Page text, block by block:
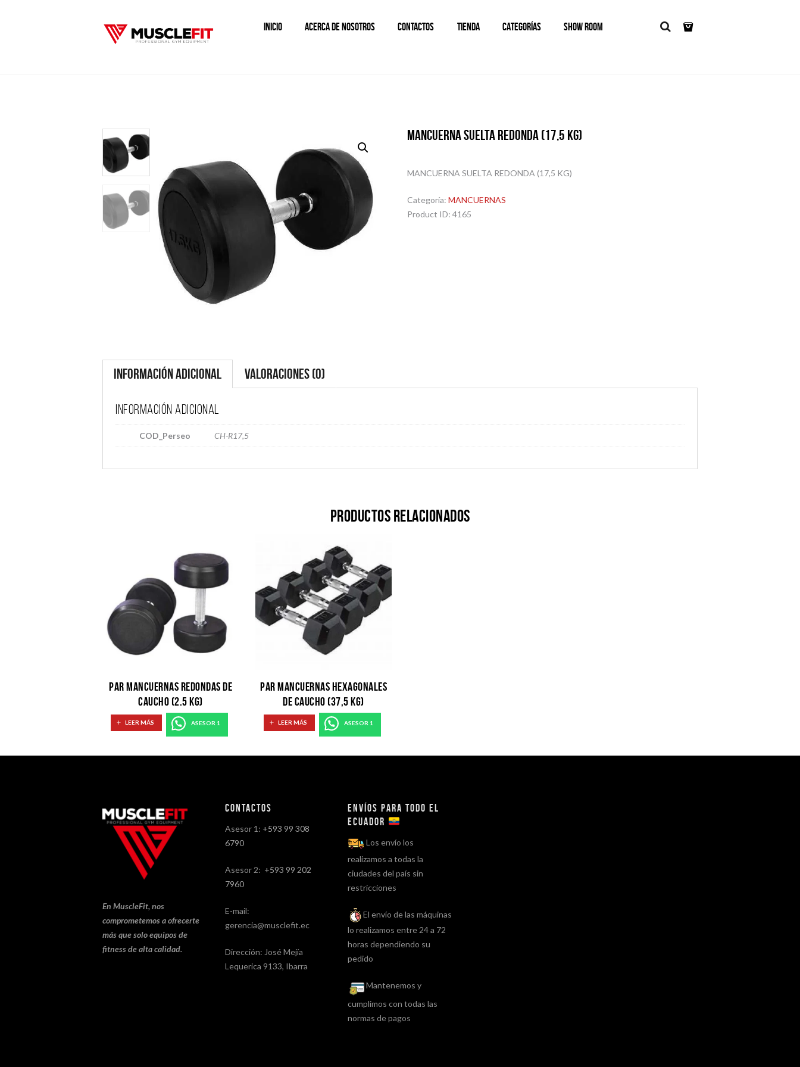
INICIO ACERCA DE NOSOTROS CONTACTOS TIENDA CATEGORÍAS SHOW ROOM
MANCUERNA SUELTA REDONDA (17,5 KG)
MANCUERNA SUELTA REDONDA (17,5 KG)
Categoría: MANCUERNAS
Product ID: 4165
Información adicional Valoraciones (0)
Información adicional
COD_Perseo CH-R17,5
Productos relacionados
PAR MANCUERNAS REDONDAS DE
CAUCHO (2.5 KG)
LEER MÁS ASESOR 1
PAR MANCUERNAS HEXAGONALES
DE CAUCHO (37,5 KG)
LEER MÁS ASESOR 1
En MuscleFit, nos
comprometemos a ofrecerte
más que solo equipos de
fitness de alta calidad.
Contactos
Asesor 1: +593 99 308
6790
Asesor 2: +593 99 202
7960
E-mail:
gerencia@musclefit.ec
Dirección: José Mejía
Lequerica 9133, Ibarra
Envíos para todo el
ECUADOR
Los envío los
realizamos a todas la
ciudades del país sin
restricciones
El envío de las máquinas
lo realizamos entre 24 a 72
horas dependiendo su
pedido
Mantenemos y
cumplimos con todas las
normas de pagos